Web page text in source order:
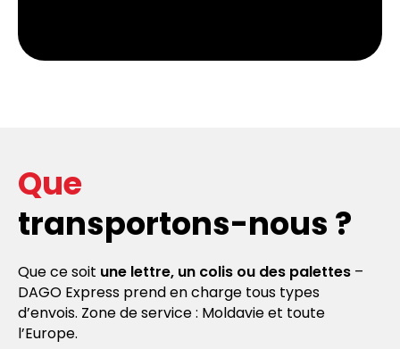
Que
transportons-nous ?
Que ce soit une lettre, un colis ou des palettes –
DAGO Express prend en charge tous types
d’envois. Zone de service : Moldavie et toute
l’Europe.